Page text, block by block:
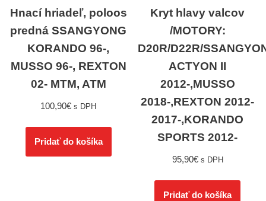
Hnací hriadeľ, poloos
predná SSANGYONG
KORANDO 96-,
MUSSO 96-, REXTON
02- MTM, ATM
100,90€ s DPH
Pridať do košíka
Kryt hlavy valcov
/MOTORY:
D20R/D22R/
ACTYON II
2012-,MUSSO
2018-,REXTON 2012-
2017-,KORANDO
SPORTS 2012-
95,90€ s DPH
Pridať do košíka